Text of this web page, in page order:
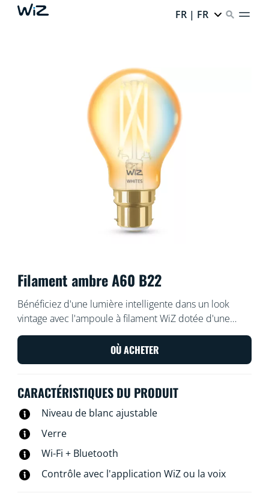
FR | FR
Filament ambre A60 B22
Bénéficiez d'une lumière intelligente dans un look
vintage avec l'ampoule à filament WiZ dotée d'une
base B22, offrant un revêtement ambré avec une
lumière blanche chaude ou froide. Utilisez
l'application WiZ ou votre voix pour varier l'intensité
prédéfinis sur les configurations Wi-Fi.
OÙ ACHETER
CARACTÉRISTIQUES DU PRODUIT
Niveau de blanc ajustable
Verre
Wi-Fi + Bluetooth
Contrôle avec l'application WiZ ou la voix